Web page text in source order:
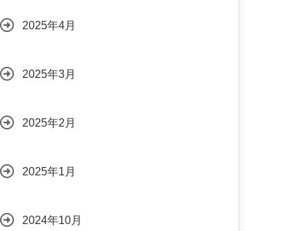
2025年4月
2025年3月
2025年2月
2025年1月
2024年10月